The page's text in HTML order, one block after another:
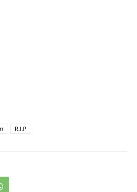
R.I.P